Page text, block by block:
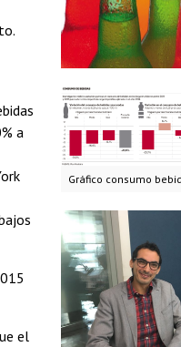
Gráfico consumo
a
el